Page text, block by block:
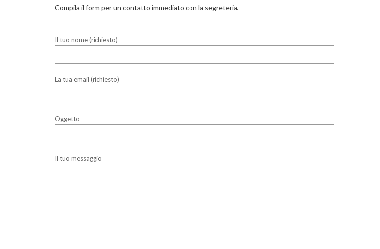
Compila il form per un contatto immediato con la segreteria.
Il tuo nome (richiesto)
La tua email (richiesto)
Oggetto
Il tuo messaggio